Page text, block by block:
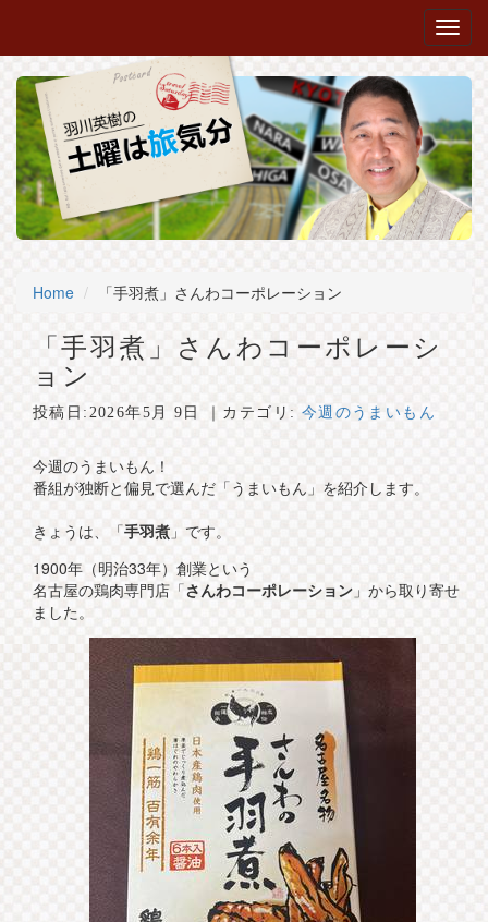
Home 「手羽煮」さんわコーポレーション
「手羽煮」さんわコーポレーシ
ョン
投稿日: 2026年5月 9日 ｜カテゴリ: 今週のうまいもん
今週のうまいもん！
番組が独断と偏見で選んだ「うまいもん」を紹介します。
きょうは、「手羽煮 」です。
1900年（明治33年）創業という
名古屋の鶏肉専門店「さんわコーポレーション 」から取り寄せ
ました。